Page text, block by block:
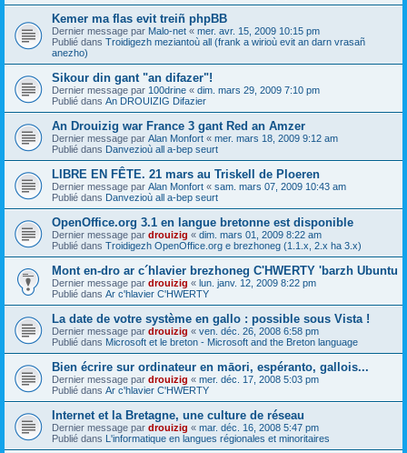
Kemer ma flas evit treiñ phpBB
Dernier message par Malo-net « mer. avr. 15, 2009 10:15 pm
Publié dans Troidigezh meziantoù all (frank a wirioù evit an darn vrasañ
anezho)
Sikour din gant "an difazer"!
Dernier message par 100drine « dim. mars 29, 2009 7:10 pm
Publié dans An DROUIZIG Difazier
An Drouizig war France 3 gant Red an Amzer
Dernier message par Alan Monfort « mer. mars 18, 2009 9:12 am
Publié dans Danvezioù all a-bep seurt
LIBRE EN FÊTE. 21 mars au Triskell de Ploeren
Dernier message par Alan Monfort « sam. mars 07, 2009 10:43 am
Publié dans Danvezioù all a-bep seurt
OpenOffice.org 3.1 en langue bretonne est disponible
Dernier message par drouizig « dim. mars 01, 2009 8:22 am
Publié dans Troidigezh OpenOffice.org e brezhoneg (1.1.x, 2.x ha 3.x)
Mont en-dro ar c´hlavier brezhoneg C'HWERTY 'barzh Ubuntu
Dernier message par drouizig « lun. janv. 12, 2009 8:22 pm
Publié dans Ar c'hlavier C'HWERTY
La date de votre système en gallo : possible sous Vista !
Dernier message par drouizig « ven. déc. 26, 2008 6:58 pm
Publié dans Microsoft et le breton - Microsoft and the Breton language
Bien écrire sur ordinateur en māori, espéranto, gallois...
Dernier message par drouizig « mer. déc. 17, 2008 5:03 pm
Publié dans Ar c'hlavier C'HWERTY
Internet et la Bretagne, une culture de réseau
Dernier message par drouizig « mar. déc. 16, 2008 5:47 pm
Publié dans L'informatique en langues régionales et minoritaires